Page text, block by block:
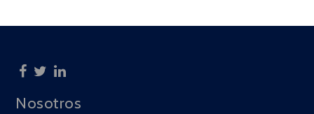
Nosotros